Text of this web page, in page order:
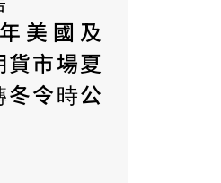
美國及
貨市場夏
冬令時公